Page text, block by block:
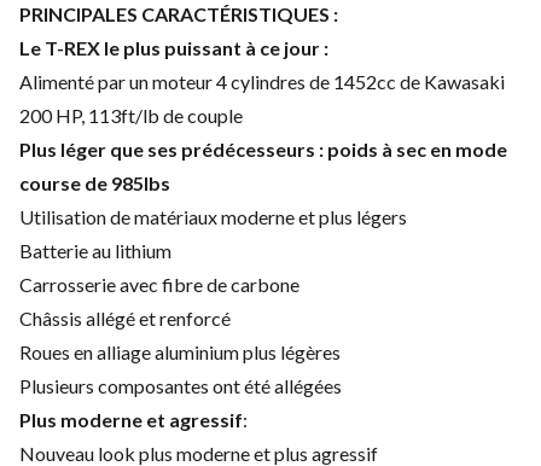
PRINCIPALES CARACTÉRISTIQUES :
Le T-REX le plus puissant à ce jour :
Alimenté par un moteur 4 cylindres de 1452cc de Kawasaki
200 HP, 113ft/lb de couple
Plus léger que ses prédécesseurs : poids à sec en mode
course de 985lbs
Utilisation de matériaux moderne et plus légers
Batterie au lithium
Carrosserie avec fibre de carbone
Châssis allégé et renforcé
Roues en alliage aluminium plus légères
Plusieurs composantes ont été allégées
Plus moderne et agressif:
Nouveau look plus moderne et plus agressif